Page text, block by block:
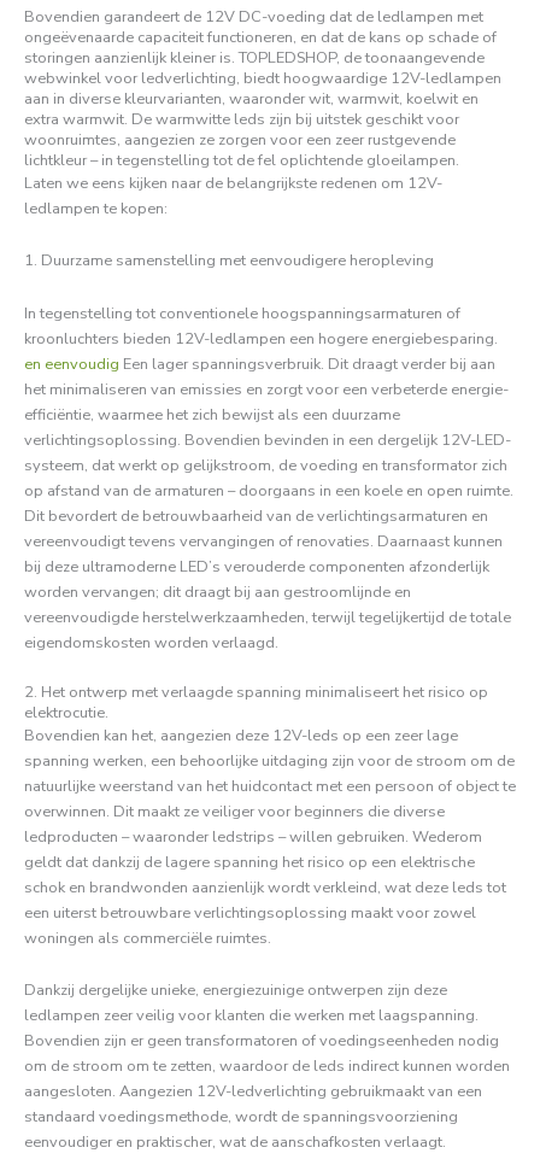
Bovendien garandeert de 12V DC-voeding dat de ledlampen met
ongeëvenaarde capaciteit functioneren, en dat de kans op schade of
storingen aanzienlijk kleiner is. TOPLEDSHOP, de toonaangevende
webwinkel voor ledverlichting, biedt hoogwaardige 12V-ledlampen
aan in diverse kleurvarianten, waaronder wit, warmwit, koelwit en
extra warmwit. De warmwitte leds zijn bij uitstek geschikt voor
woonruimtes, aangezien ze zorgen voor een zeer rustgevende
lichtkleur – in tegenstelling tot de fel oplichtende gloeilampen.
Laten we eens kijken naar de belangrijkste redenen om 12V-
ledlampen te kopen:
1. Duurzame samenstelling met eenvoudigere heropleving
In tegenstelling tot conventionele hoogspanningsarmaturen of
kroonluchters bieden 12V-ledlampen een hogere energiebesparing.
en eenvoudig Een lager spanningsverbruik. Dit draagt ​​verder bij aan
het minimaliseren van emissies en zorgt voor een verbeterde energie-
efficiëntie, waarmee het zich bewijst als een duurzame
verlichtingsoplossing. Bovendien bevinden in een dergelijk 12V-LED-
systeem, dat werkt op gelijkstroom, de voeding en transformator zich
op afstand van de armaturen – doorgaans in een koele en open ruimte.
Dit bevordert de betrouwbaarheid van de verlichtingsarmaturen en
vereenvoudigt tevens vervangingen of renovaties. Daarnaast kunnen
bij deze ultramoderne LED’s verouderde componenten afzonderlijk
worden vervangen; dit draagt ​​bij aan gestroomlijnde en
vereenvoudigde herstelwerkzaamheden, terwijl tegelijkertijd de totale
eigendomskosten worden verlaagd.
2. Het ontwerp met verlaagde spanning minimaliseert het risico op
elektrocutie.
Bovendien kan het, aangezien deze 12V-leds op een zeer lage
spanning werken, een behoorlijke uitdaging zijn voor de stroom om de
natuurlijke weerstand van het huidcontact met een persoon of object te
overwinnen. Dit maakt ze veiliger voor beginners die diverse
ledproducten – waaronder ledstrips – willen gebruiken. Wederom
geldt dat dankzij de lagere spanning het risico op een elektrische
schok en brandwonden aanzienlijk wordt verkleind, wat deze leds tot
een uiterst betrouwbare verlichtingsoplossing maakt voor zowel
woningen als commerciële ruimtes.
Dankzij dergelijke unieke, energiezuinige ontwerpen zijn deze
ledlampen zeer veilig voor klanten die werken met laagspanning.
Bovendien zijn er geen transformatoren of voedingseenheden nodig
om de stroom om te zetten, waardoor de leds indirect kunnen worden
aangesloten. Aangezien 12V-ledverlichting gebruikmaakt van een
standaard voedingsmethode, wordt de spanningsvoorziening
eenvoudiger en praktischer, wat de aanschafkosten verlaagt.